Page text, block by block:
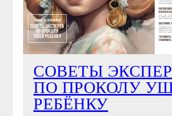
СОВЕТЫ
ПО ПРОКОЛУ
РЕБЁНКУ